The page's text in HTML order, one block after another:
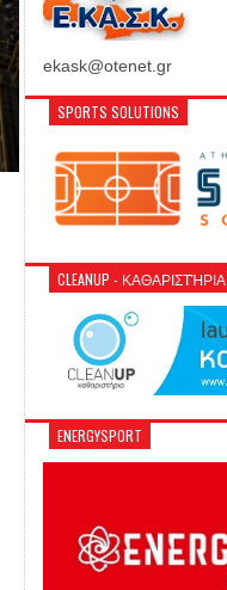
ekask@otenet.gr
SPORTS SOLUTIONS
CLEANUP - ΚΑΘΑΡΙΣΤΉΡΙΑ
ENERGYSPORT